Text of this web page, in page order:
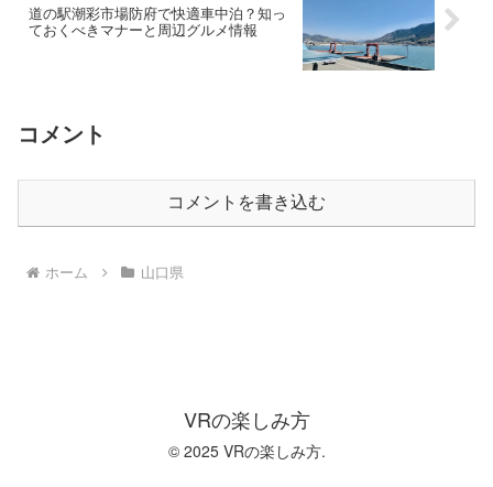
道の駅潮彩市場防府で快適車中泊？知っ
ておくべきマナーと周辺グルメ情報
コメント
コメントを書き込む
ホーム 山口県
VRの楽しみ方
© 2025 VRの楽しみ方.